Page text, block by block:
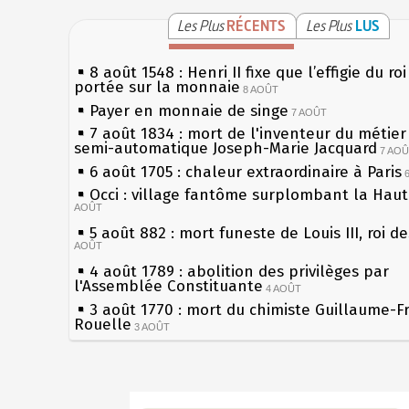
Les PlusRÉCENTS Les Plus LUS
8 août 1548 : Henri II fixe que l’effigie du
portée sur la monnaie 8 AOÛT
Payer en monnaie de singe 7 AOÛT
7 août 1834 : mort de l'inventeur du
semi-automatique Joseph-Marie Jacquard 7
6 août 1705 : chaleur extraordinaire à Paris
Occi : village fantôme surplombant la
AOÛT
5 août 882 : mort funeste de Louis III, roi
AOÛT
4 août 1789 : abolition des privilèges par
l'Assemblée Constituante 4 AOÛT
3 août 1770 : mort du chimiste Guillaume-
Rouelle 3 AOÛT
Musée Jean de La Fontaine : réouverture